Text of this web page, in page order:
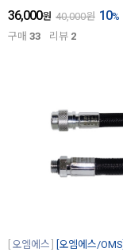
36,000원 40,000원 10%
구매 33 리뷰 2
오엠에스
[오엠에스/